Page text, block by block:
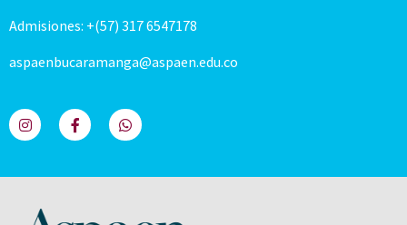
Admisiones: +(57) 317 6547178
aspaenbucaramanga@aspaen.edu.co